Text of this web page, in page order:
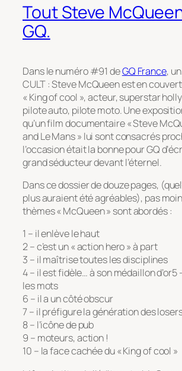
Tout Steve
GQ.
Dans le numéro #91 deGQ France,
CULT : Steve McQueen est en
« King of cool », acteur, superstar
pilote auto, pilote moto. Une
qu’un film documentaire « Steve
and Le Mans » lui sont consacrés
l’occasion était la bonne pour GQ
grand séducteur devant l’éternel.
Dans ce dossier de douze pages,
plus auraient été agréables), pas
thèmes « McQueen » sont abordés :
1 – il enlève le haut
2 – c’est un « action hero » à part
3 – il maîtrise toutes les disciplines
4 – il est fidèle… à son médaillon
les mots
6 – il a un côté obscur
7 – il préfigure la génération des
8 – l’icône de pub
9 – moteurs, action !
10 – la face cachée du « King of cool »